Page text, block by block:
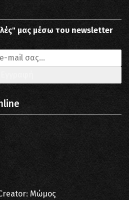
μας μέσω του newsletter
Μώμος